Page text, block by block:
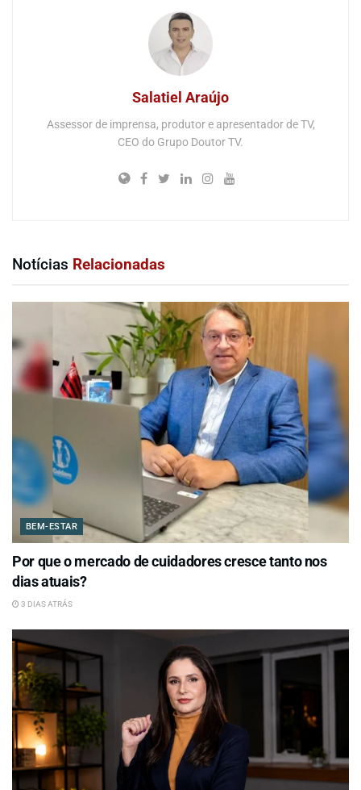
Salatiel Araújo
Assessor de imprensa, produtor e apresentador de TV,
CEO do Grupo Doutor TV.
Notícias Relacionadas
BEM-ESTAR
Por que o mercado de cuidadores cresce tanto nos
dias atuais?
3 DIAS ATRÁS